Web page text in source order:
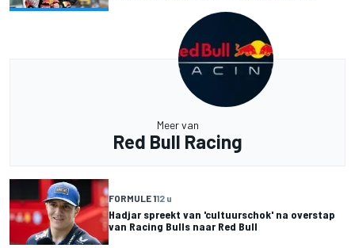
Meer van
Red Bull Racing
FORMULE 112 u
Hadjar spreekt van 'cultuurschok' na overstap
van Racing Bulls naar Red Bull